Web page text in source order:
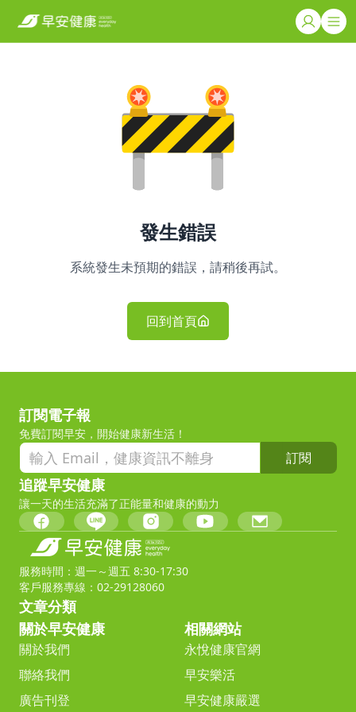
發生錯誤
系統發生未預期的錯誤，請稍後再試。
回到首頁
訂閱電子報
免費訂閱早安，開始健康新生活！
訂閱
追蹤早安健康
讓一天的生活充滿了正能量和健康的動力
服務時間：週一～週五 8:30-17:30
客戶服務專線：02-29128060
文章分類
關於早安健康
關於我們
聯絡我們
廣告刊登
相關網站
永悅健康官網
早安樂活
早安健康嚴選